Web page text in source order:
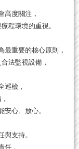
高度關注，
程環境的重視。
最重要的核心原則，
法監視設備，
巡檢，
安心、放心。
與支持。
任，